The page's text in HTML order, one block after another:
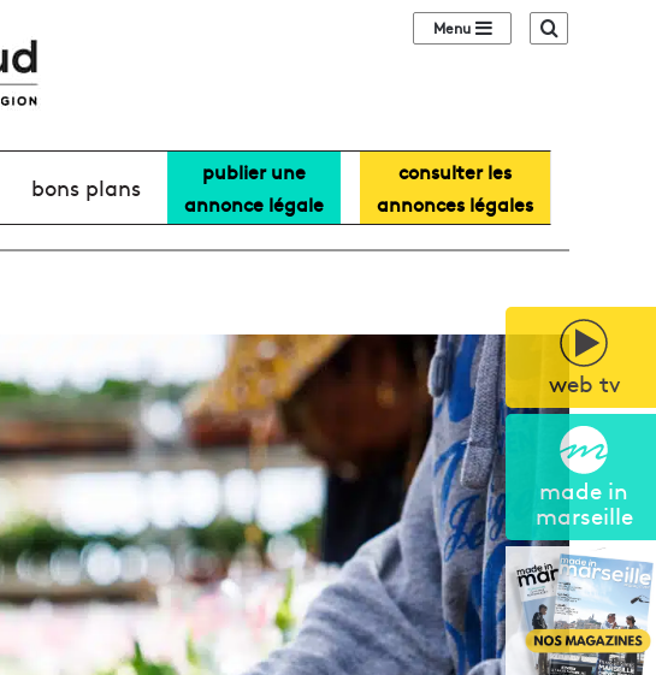
web tv
made in
marseille
Sidebar (barre
bons plans
publier une
annonce légale
consulter les
annonces légales